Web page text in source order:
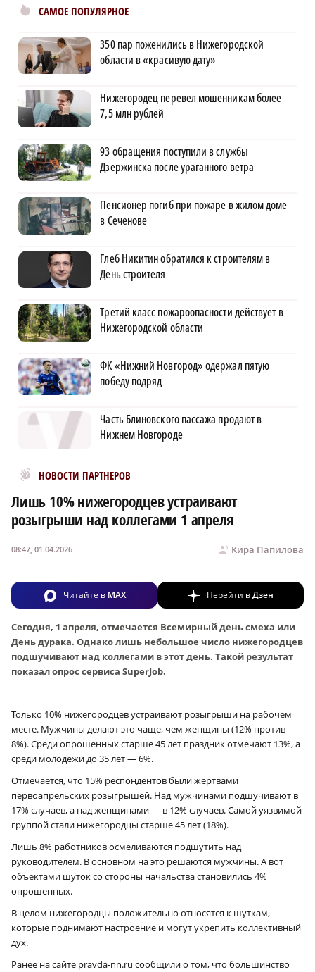
САМОЕ ПОПУЛЯРНОЕ
350 пар поженились в Нижегородской
области в «красивую дату»
Нижегородец перевел мошенникам более
7,5 млн рублей
93 обращения поступили в службы
Дзержинска после ураганного ветра
Пенсионер погиб при пожаре в жилом доме
в Сеченове
Глеб Никитин обратился к строителям в
День строителя
Третий класс пожароопасности действует в
Нижегородской области
ФК «Нижний Новгород» одержал пятую
победу подряд
Часть Блиновского пассажа продают в
Нижнем Новгороде
НОВОСТИ ПАРТНЕРОВ
Новости МирТесен
Лишь 10% нижегородцев устраивают
розыгрыши над коллегами 1 апреля
Кира Папилова
08:47, 01.04.2026
Читайте в MAX Перейти вДзен
Сегодня, 1 апреля, отмечается Всемирный день смеха или
День дурака. Однако лишь небольшое число нижегородцев
подшучивают над коллегами в этот день. Такой результат
показал опрос сервиса SuperJob.
Только 10% нижегородцев устраивают розыгрыши на рабочем
месте. Мужчины делают это чаще, чем женщины (12% против
8%). Среди опрошенных старше 45 лет праздник отмечают 13%, а
среди молодежи до 35 лет — 6%.
Отмечается, что 15% респондентов были жертвами
первоапрельских розыгрышей. Над мужчинами подшучивают в
17% случаев, а над женщинами — в 12% случаев. Самой уязвимой
группой стали нижегородцы старше 45 лет (18%).
Лишь 8% работников осмеливаются подшутить над
руководителем. В основном на это решаются мужчины. А вот
объектами шуток со стороны начальства становились 4%
опрошенных.
В целом нижегородцы положительно относятся к шуткам,
которые поднимают настроение и могут укрепить коллективный
дух.
Ранее на сайте pravda-nn.ru сообщили о том, что большинство